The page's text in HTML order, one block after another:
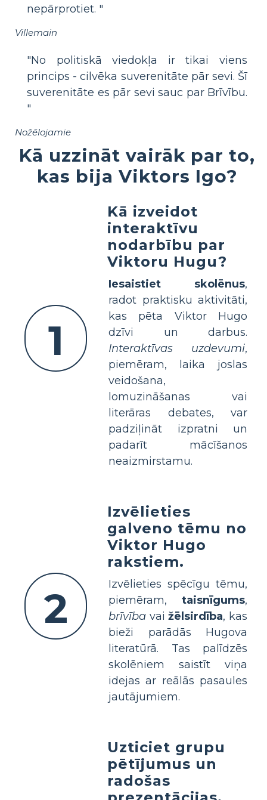
nepārprotiet. "
Villemain
"No politiskā viedokļa ir tikai viens
princips - cilvēka suverenitāte pār sevi. Šī
suverenitāte es pār sevi sauc par Brīvību.
"
Nožēlojamie
Kā uzzināt vairāk par to,
kas bija Viktors Igo?
1
Kā izveidot
interaktīvu
nodarbību par
Viktoru Hugu?
Iesaistiet skolēnus,
radot praktisku aktivitāti,
kas pēta Viktor Hugo
dzīvi un darbus.
Interaktīvas uzdevumi,
piemēram, laika joslas
veidošana,
lomuzināšanas vai
literāras debates, var
padziļināt izpratni un
padarīt mācīšanos
neaizmirstamu.
2
Izvēlieties
galveno tēmu no
Viktor Hugo
rakstiem.
Izvēlieties spēcīgu tēmu,
piemēram, taisnīgums,
brīvība vaižēlsirdība, kas
bieži parādās Hugova
literatūrā. Tas palīdzēs
skolēniem saistīt viņa
idejas ar reālās pasaules
jautājumiem.
Uzticiet grupu
pētījumus un
radošas